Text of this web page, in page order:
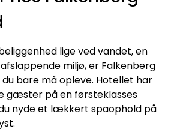
lige ved vandet, en
miljø, er Falkenberg
bare må opleve. Hotellet har
gæster på en førsteklasses
nyde et lækkert spaophold på